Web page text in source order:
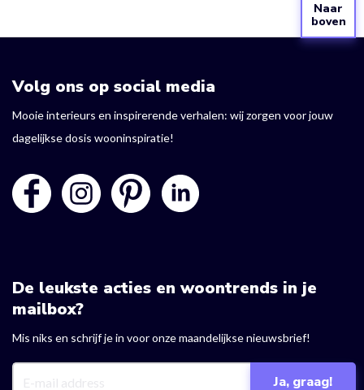
Naar
boven
Volg ons op social media
Mooie interieurs en inspirerende verhalen: wij zorgen voor jouw
dagelijkse dosis wooninspiratie!
De leukste acties en woontrends in je
mailbox?
Mis niks en schrijf je in voor onze maandelijkse nieuwsbrief!